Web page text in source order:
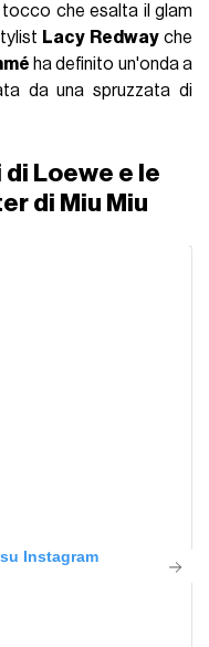
tocco che esalta il glam
Lacy Redwayche
ha definito un'onda a
da una spruzzata di
Loewe e le
di Miu Miu
Instagram